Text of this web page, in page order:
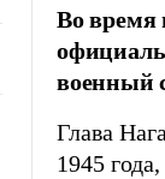
Во время
военный
Глава
1945